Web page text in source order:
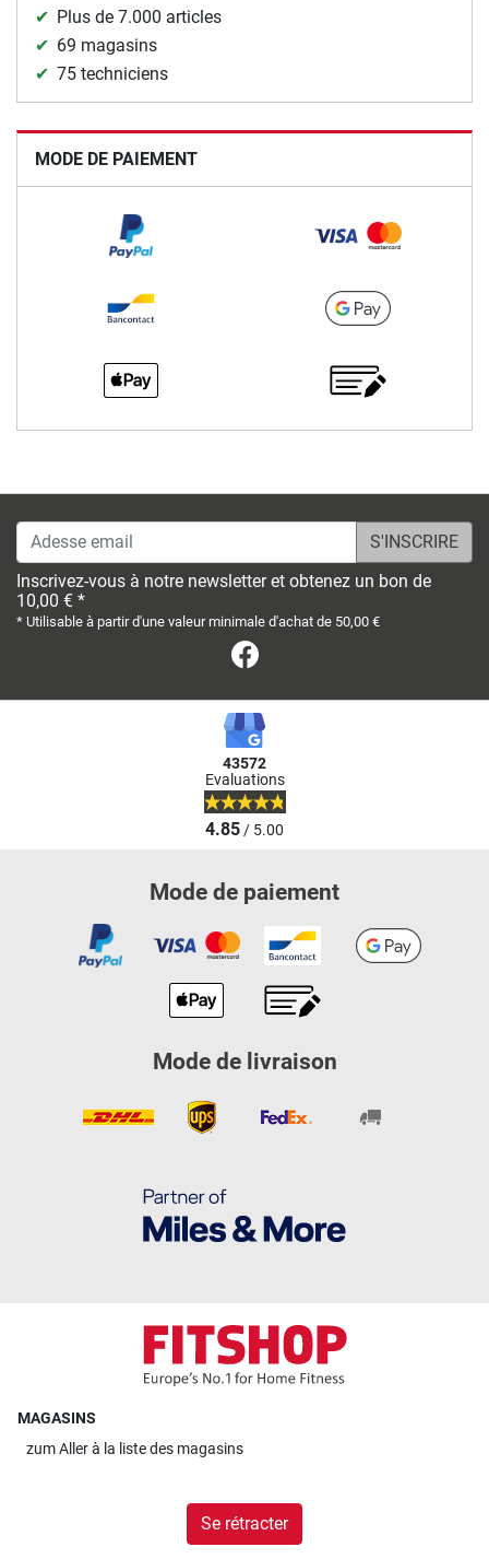
Plus de 7.000 articles
69 magasins
75 techniciens
MODE DE PAIEMENT
Adesse email
Inscrivez-vous à notre newsletter et obtenez un bon de
10,00 € *
* Utilisable à partir d'une valeur minimale d'achat de 50,00 €
43572
Evaluations
4.85/ 5.00
Mode de paiement
Mode de livraison
MAGASINS
zumAller à la liste des magasins
Se rétracter